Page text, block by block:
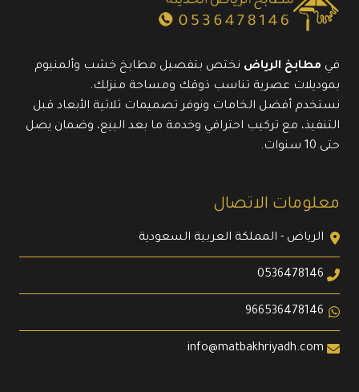
في مطابخ الرياض نختص بتفصيل مطابخ خشب وألمنيوم
بموديلات عصرية تناسب ذوقك ومساحة منزلك.
نستخدم أفضل الخامات ونوفر تصميمات ثلاثية الأبعاد قبل
التنفيذ، مع تركيب احترافي وخدمة ما بعد البيع، وضمان يصل
حتى 10 سنوات.
معلومات الاتصال
الرياض - المملكة العربية السعودية
0536478146
966536478146
info@matbakhriyadh.com